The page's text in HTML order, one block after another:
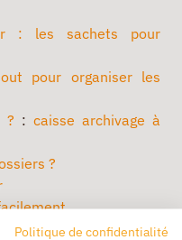
: les sachets pour
pour organiser les
? : caisse archivage à
?
déménager
Politique de confidentialité